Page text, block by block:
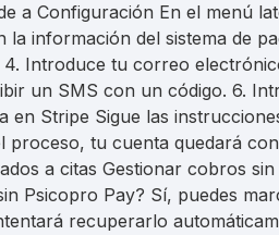
a Configuración En el menú
información del sistema de
Introduce tu correo
un SMS con un código. 6.
Stripe Sigue las
tu cuenta quedará
a citas Gestionar cobros
Psicopro Pay? Sí, puedes
recuperarlo